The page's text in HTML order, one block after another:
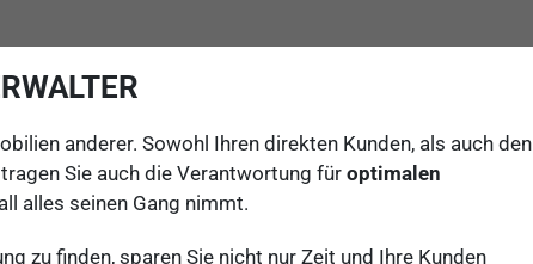
anderer. Sowohl Ihren direkten Kunden, als auch den
Sie auch die Verantwortung für optimalen
alles seinen Gang nimmt.
zu finden, sparen Sie nicht nur Zeit und Ihre Kunden